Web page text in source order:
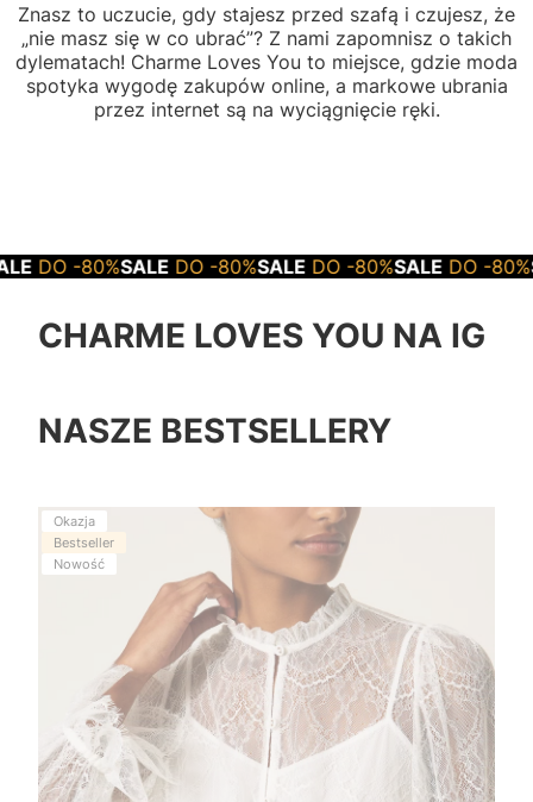
Znasz to uczucie, gdy stajesz przed szafą i czujesz, że
„nie masz się w co ubrać”? Z nami zapomnisz o takich
dylematach! Charme Loves You to miejsce, gdzie moda
spotyka wygodę zakupów online, a markowe ubrania
przez internet są na wyciągnięcie ręki.
SALE DO -80%SALE DO -80%SALE DO -80%SALE DO -
CHARME LOVES YOU NA IG
NASZE BESTSELLERY
Okazja
Bestseller
Nowość